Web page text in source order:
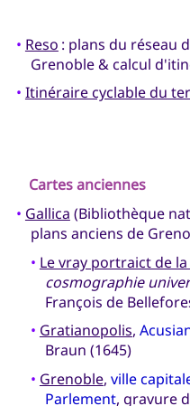
• Reso : plans du réseau
Grenoble & calcul
• Itinéraire cyclable du
Cartes anciennes
• Gallica (Bibliothèque
plans anciens de
• Le vray portraict de
cosmographie
François de
• Gratianopolis,
Braun (1645)
• Grenoble, ville
Parlement, gravure